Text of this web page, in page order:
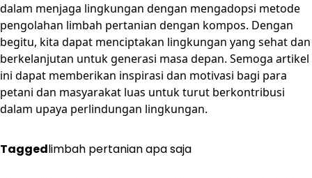
dalam menjaga lingkungan dengan mengadopsi metode
pengolahan limbah pertanian dengan kompos. Dengan
begitu, kita dapat menciptakan lingkungan yang sehat dan
berkelanjutan untuk generasi masa depan. Semoga artikel
ini dapat memberikan inspirasi dan motivasi bagi para
petani dan masyarakat luas untuk turut berkontribusi
dalam upaya perlindungan lingkungan.
Taggedlimbah pertanian apa saja